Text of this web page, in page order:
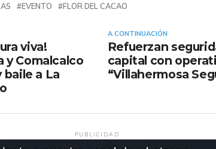
EVENTO FLOR DEL CACAO
A CONTINUACIÓN
Refuerzan
capital con
“Villahermosa
viva!
y Comalcalco
baile a La
PUBLICIDAD